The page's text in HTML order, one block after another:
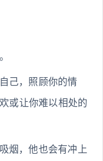
己，照顾你的情
或让你难以相处的
烟，他也会有冲上